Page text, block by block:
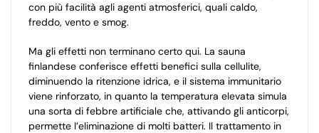
con più facilità agli agenti atmosferici, quali caldo,
freddo, vento e smog.
Ma gli effetti non terminano certo qui. La sauna
finlandese conferisce effetti benefici sulla cellulite,
diminuendo la ritenzione idrica, e il sistema immunitario
viene rinforzato, in quanto la temperatura elevata simula
una sorta di febbre artificiale che, attivando gli anticorpi,
permette l’eliminazione di molti batteri. Il trattamento in